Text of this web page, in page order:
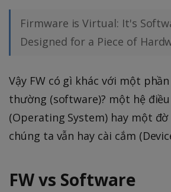
Firmware is Virtual: It's
Designed for a Piece of
Vậy FW có gì khác với một
thường (software)? một hệ
(Operating System) hay một
chúng ta vẫn hay cài cắm
FW vs Software